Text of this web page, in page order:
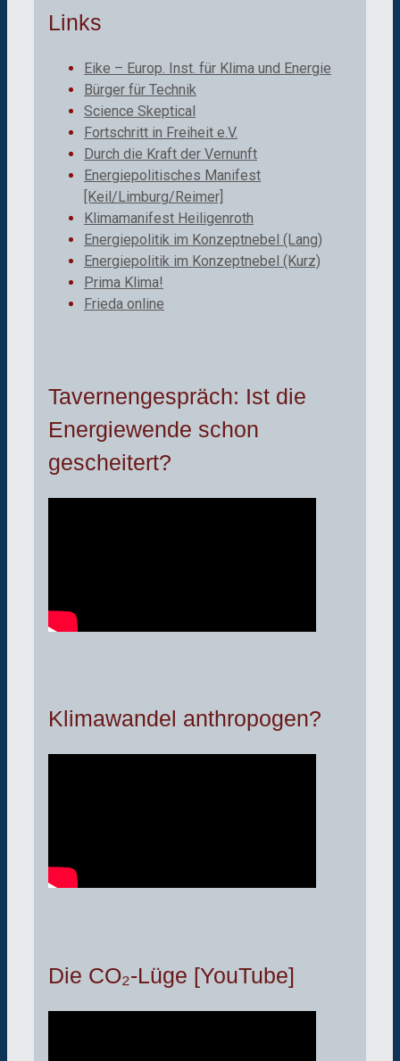
Links
Eike – Europ. Inst. für Klima und Energie
Bürger für Technik
Science Skeptical
Fortschritt in Freiheit e.V.
Durch die Kraft der Vernunft
Energiepolitisches Manifest
[Keil/Limburg/Reimer]
Klimamanifest Heiligenroth
Energiepolitik im Konzeptnebel (Lang)
Energiepolitik im Konzeptnebel (Kurz)
Prima Klima!
Frieda online
Tavernengespräch: Ist die
Energiewende schon
gescheitert?
Klimawandel anthropogen?
Die CO₂-Lüge [YouTube]